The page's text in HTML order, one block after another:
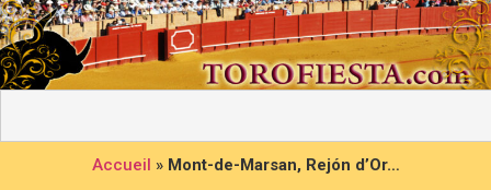
Accueil » Mont-de-Marsan, Rejón d’Or…